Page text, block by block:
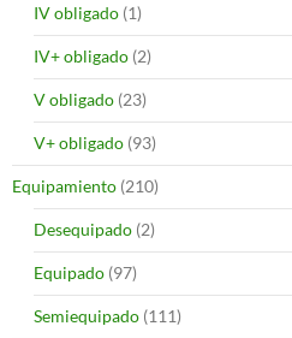
IV obligado (1)
IV+ obligado (2)
V obligado (23)
V+ obligado (93)
Equipamiento (210)
Desequipado (2)
Equipado (97)
Semiequipado (111)